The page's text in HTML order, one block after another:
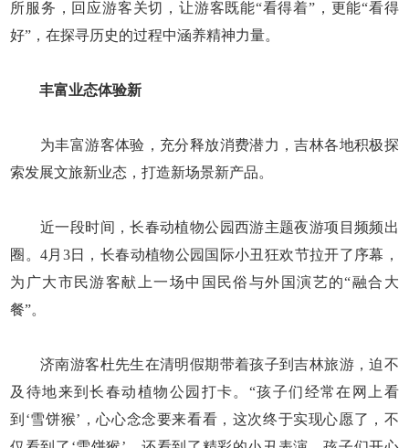
所服务，回应游客关切，让游客既能“看得着”，更能“看得
好”，在探寻历史的过程中涵养精神力量。
丰富业态体验新
为丰富游客体验，充分释放消费潜力，吉林各地积极探
索发展文旅新业态，打造新场景新产品。
近一段时间，长春动植物公园西游主题夜游项目频频出
圈。4月3日，长春动植物公园国际小丑狂欢节拉开了序幕，
为广大市民游客献上一场中国民俗与外国演艺的“融合大
餐”。
济南游客杜先生在清明假期带着孩子到吉林旅游，迫不
及待地来到长春动植物公园打卡。“孩子们经常在网上看
到‘雪饼猴’，心心念念要来看看，这次终于实现心愿了，不